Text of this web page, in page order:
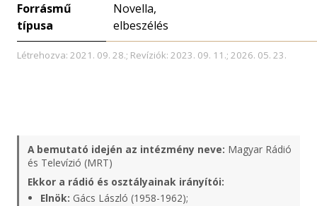
Forrásmű
típusa
Novella,
elbeszélés
Létrehozva: 2021. 09. 28.; Revíziók: 2023. 09. 11.; 2026. 05. 23.
A bemutató idején az intézmény neve: Magyar Rádió
és Televízió (MRT)
Ekkor a rádió és osztályainak irányítói:
Elnök: Gács László (1958-1962);